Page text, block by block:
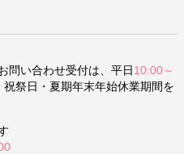
問い合わせ受付は、平日 10:00～
祭日・夏期年末年始休業期間を